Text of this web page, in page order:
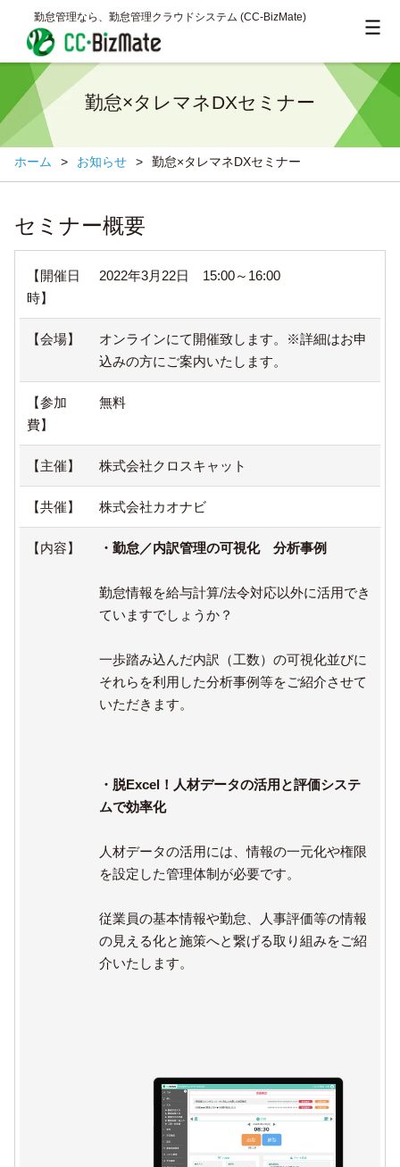
勤怠管理なら、勤怠管理クラウドシステム (CC‐BizMate)
勤怠×タレマネDXセミナー
ホーム > お知らせ > 勤怠×タレマネDXセミナー
セミナー概要
【開催日
時】
2022年3月22日 15:00～16:00
【会場】
オンラインにて開催致します。※詳細はお申
込みの方にご案内いたします。
【参加
費】
無料
【主催】 株式会社クロスキャット
【共催】 株式会社カオナビ
【内容】 ・勤怠／内訳管理の可視化 分析事例
勤怠情報を給与計算/法令対応以外に活用でき
ていますでしょうか？
一歩踏み込んだ内訳（工数）の可視化並びに
それらを利用した分析事例等をご紹介させて
いただきます。
・脱Excel！人材データの活用と評価システ
ムで効率化
人材データの活用には、情報の一元化や権限
を設定した管理体制が必要です。
従業員の基本情報や勤怠、人事評価等の情報
の見える化と施策へと繋げる取り組みをご紹
介いたします。